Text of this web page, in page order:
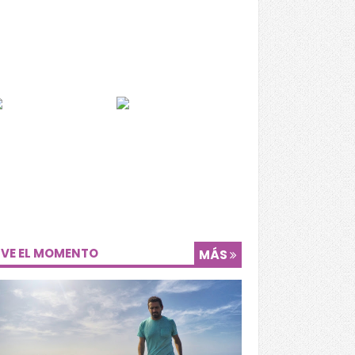
EL MOMENTO MÁS